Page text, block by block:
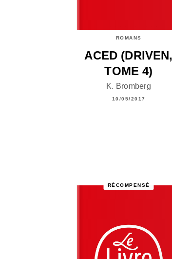
ROMANS
ACED (DRIVEN,
TOME 4)
K. Bromberg
10/05/2017
RÉCOMPENSÉ